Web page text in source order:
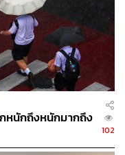
หนักถึงหนักมากถึง
102